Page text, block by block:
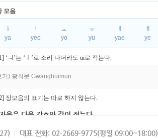
모음
ㅑ
ya
ㅕ
yeo
ㅛ
yo
ㅠ
yu
ㅒ
yae
ㅖ
ye
‘ㅢ’는 ‘ㅣ’로 소리 나더라도 ui로 적는다.
기) 광희문 Gwanghuimun
장모음의 표기는 따로 하지 않는다.
자음은 다음 각호와 같이 적는다.
음 대표 전화: 02-2669-9775(평일 09:00~18:00)